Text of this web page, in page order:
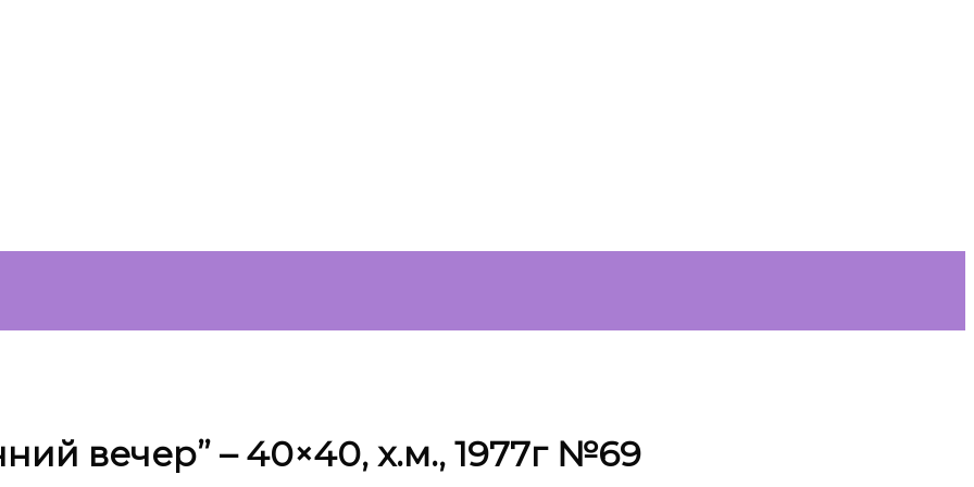
вечер” – 40×40, х.м., 1977г №69